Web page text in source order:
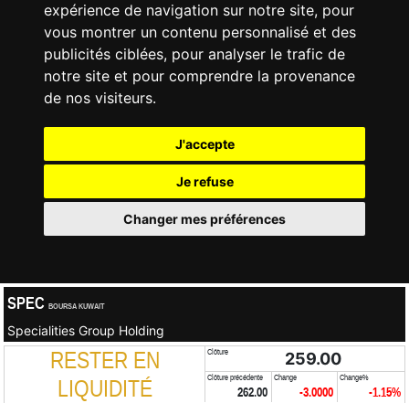
expérience de navigation sur notre site, pour
vous montrer un contenu personnalisé et des
publicités ciblées, pour analyser le trafic de
notre site et pour comprendre la provenance
de nos visiteurs.
J'accepte
Je refuse
Changer mes préférences
SPEC BOURSA KUWAIT
Specialities Group Holding
RESTER EN
LIQUIDITÉ
Clôture 259.00
Clôture précédente
262.00
Change
-3.0000
Change%
-1.15%